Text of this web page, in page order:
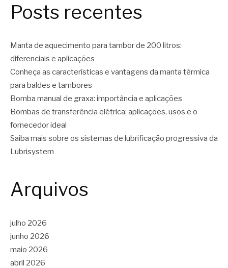
Posts recentes
Manta de aquecimento para tambor de 200 litros:
diferenciais e aplicações
Conheça as características e vantagens da manta térmica
para baldes e tambores
Bomba manual de graxa: importância e aplicações
Bombas de transferência elétrica: aplicações, usos e o
fornecedor ideal
Saiba mais sobre os sistemas de lubrificação progressiva da
Lubrisystem
Arquivos
julho 2026
junho 2026
maio 2026
abril 2026